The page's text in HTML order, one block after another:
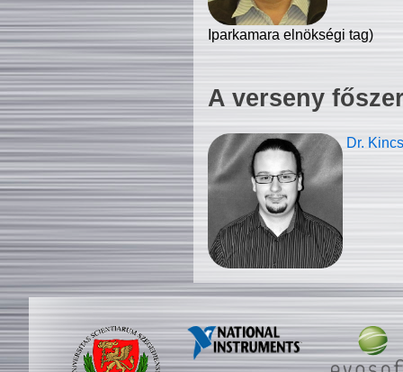
Iparkamara elnökségi tag)
A verseny
Dr.